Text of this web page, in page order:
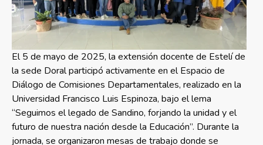
El 5 de mayo de 2025, la extensión docente de Estelí de
la sede Doral participó activamente en el Espacio de
Diálogo de Comisiones Departamentales, realizado en la
Universidad Francisco Luis Espinoza, bajo el lema
“Seguimos el legado de Sandino, forjando la unidad y el
futuro de nuestra nación desde la Educación”. Durante la
jornada, se organizaron mesas de trabajo donde se